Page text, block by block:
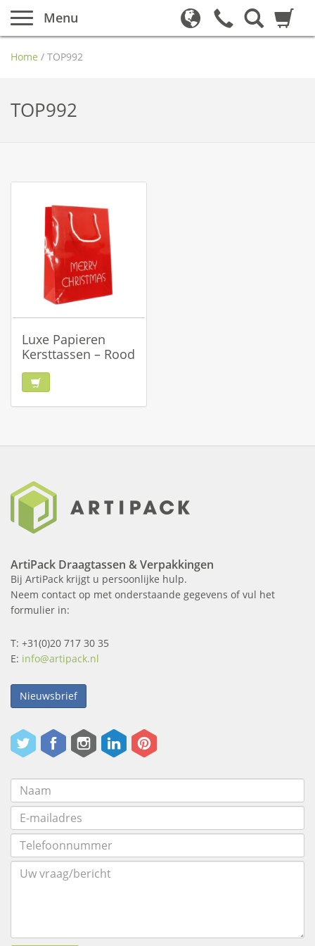
Menu
Home / TOP992
TOP992
Luxe Papieren
Kersttassen – Rood
ArtiPack Draagtassen & Verpakkingen
Bij ArtiPack krijgt u persoonlijke hulp.
Neem contact op met onderstaande gegevens of vul het
formulier in:
T: +31(0)20 717 30 35
E: info@artipack.nl
Nieuwsbrief